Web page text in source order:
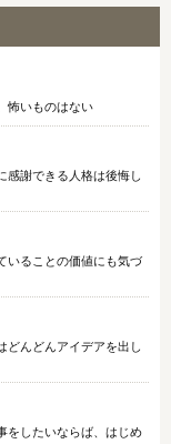
怖いものはない
謝できる人格は後悔し
ることの価値にも気づ
んどんアイデアを出し
したいならば、はじめ